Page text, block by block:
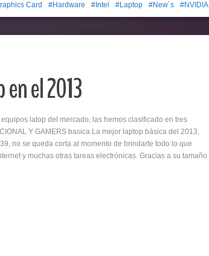
Card Hardware Intel Laptop New´s NVIDIA
el 2013
latop del mercado, las hemos clasificado en tres
Y GAMERS basica La mejor laptop básica del 2013,
no se queda corta al momento de brindarte todo lo que
y muchas otras tareas electrónicas. Gracias a su tamaño